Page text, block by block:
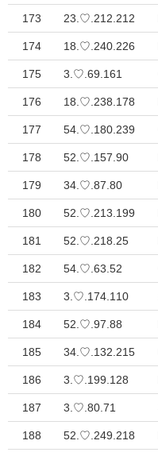
173 23.♡.212.212
174 18.♡.240.226
175 3.♡.69.161
176 18.♡.238.178
177 54.♡.180.239
178 52.♡.157.90
179 34.♡.87.80
180 52.♡.213.199
181 52.♡.218.25
182 54.♡.63.52
183 3.♡.174.110
184 52.♡.97.88
185 34.♡.132.215
186 3.♡.199.128
187 3.♡.80.71
188 52.♡.249.218